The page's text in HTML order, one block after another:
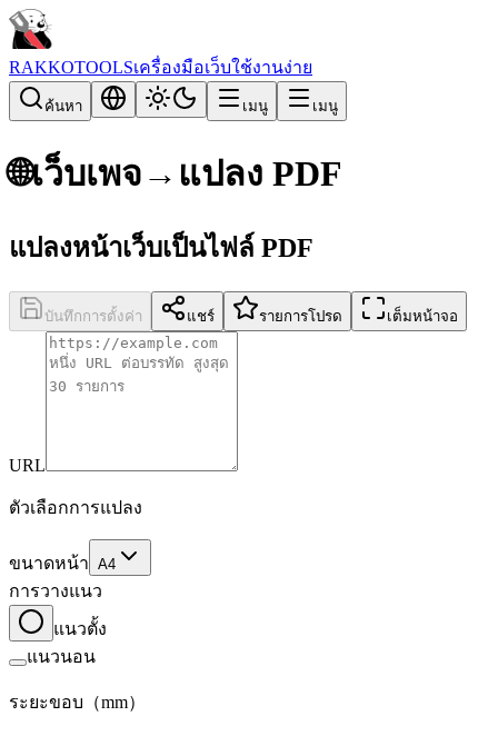
RAKKOTOOLSเครื่องมือเว็บใช้งานง่าย
ค้นหา เมนู เมนู
🌐เว็บเพจ→แปลง PDF
แปลงหน้าเว็บเป็นไฟล์ PDF
บันทึกการตั้งค่า แชร์ รายการโปรด เต็มหน้าจอ
URL
ตัวเลือกการแปลง
ขนาดหน้า A4
การวางแนว
แนวตั้ง
แนวนอน
ระยะขอบ（mm）